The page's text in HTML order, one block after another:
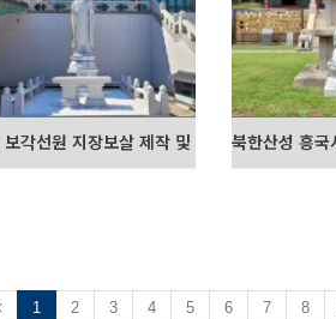
보각선원 지장보살 제작 및 설치 북한산성 흥국
1 2 3 4 5 6 7 8